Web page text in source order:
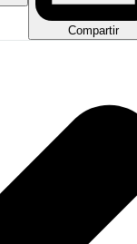
Compartir